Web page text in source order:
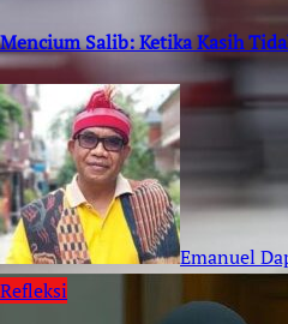
Mencium Salib: Ketika Kasih
Emanuel
Refleksi